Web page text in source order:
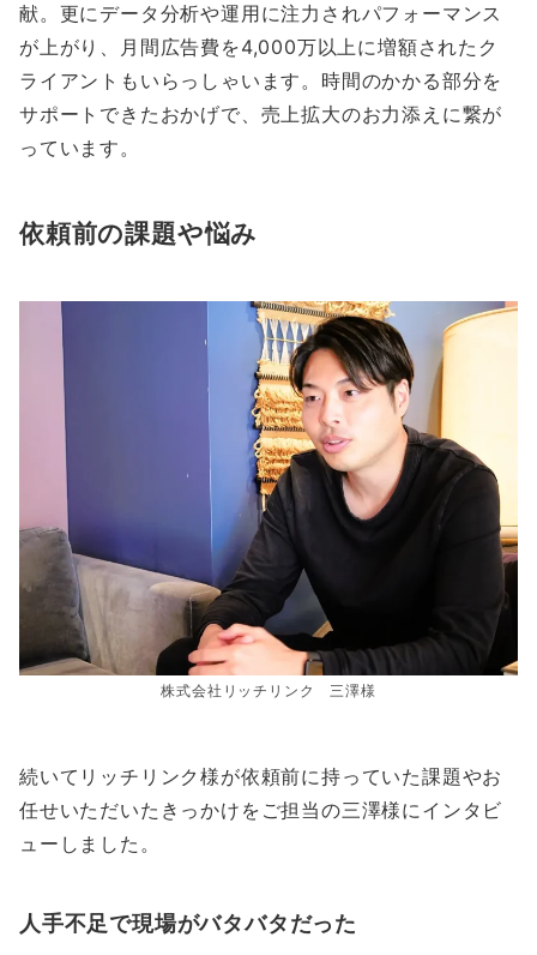
献。更にデータ分析や運用に注力されパフォーマンス
が上がり、月間広告費を4,000万以上に増額されたク
ライアントもいらっしゃいます。時間のかかる部分を
サポートできたおかげで、売上拡大のお力添えに繋が
っています。
依頼前の課題や悩み
株式会社リッチリンク 三澤様
続いてリッチリンク様が依頼前に持っていた課題やお
任せいただいたきっかけをご担当の三澤様にインタビ
ューしました。
人手不足で現場がバタバタだった